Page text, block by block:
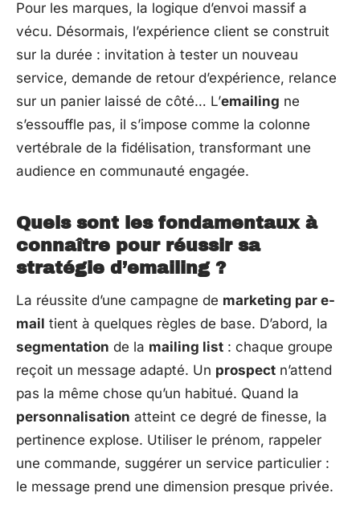
Pour les marques, la logique d’envoi massif a
vécu. Désormais, l’expérience client se construit
sur la durée : invitation à tester un nouveau
service, demande de retour d’expérience, relance
sur un panier laissé de côté… L’emailing ne
s’essouffle pas, il s’impose comme la colonne
vertébrale de la fidélisation, transformant une
audience en communauté engagée.
Quels sont les fondamentaux à
connaître pour réussir sa
stratégie d’emailing ?
La réussite d’une campagne de marketing par e-
mail tient à quelques règles de base. D’abord, la
segmentation de la mailing list : chaque groupe
reçoit un message adapté. Un prospect n’attend
pas la même chose qu’un habitué. Quand la
personnalisation atteint ce degré de finesse, la
pertinence explose. Utiliser le prénom, rappeler
une commande, suggérer un service particulier :
le message prend une dimension presque privée.